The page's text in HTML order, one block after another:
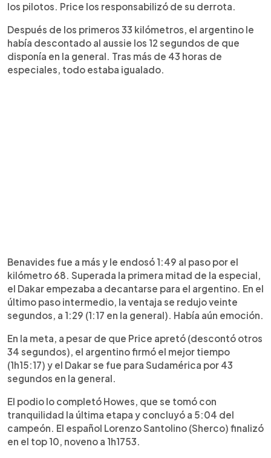
los pilotos. Price los responsabilizó de su derrota.
Después de los primeros 33 kilómetros, el argentino le
había descontado al aussie los 12 segundos de que
disponía en la general. Tras más de 43 horas de
especiales, todo estaba igualado.
Benavides fue a más y le endosó 1:49 al paso por el
kilómetro 68. Superada la primera mitad de la especial,
el Dakar empezaba a decantarse para el argentino. En el
último paso intermedio, la ventaja se redujo veinte
segundos, a 1:29 (1:17 en la general). Había aún emoción.
En la meta, a pesar de que Price apretó (descontó otros
34 segundos), el argentino firmó el mejor tiempo
(1h15:17) y el Dakar se fue para Sudamérica por 43
segundos en la general.
El podio lo completó Howes, que se tomó con
tranquilidad la última etapa y concluyó a 5:04 del
campeón. El español Lorenzo Santolino (Sherco) finalizó
en el top 10, noveno a 1h1753.